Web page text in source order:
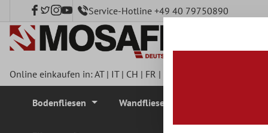
springen Service-Hotline +49 40 79750890
Online einkaufen in:AT| IT| CH | FR |
Bodenfliesen Wandfliesen